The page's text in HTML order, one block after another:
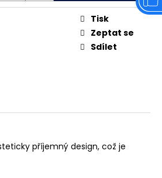
Tisk
Zeptat se
Sdílet
příjemný design, což je